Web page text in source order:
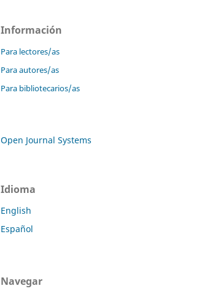
Información
Para lectores/as
Para autores/as
Para bibliotecarios/as
Open Journal Systems
Idioma
English
Español
Navegar